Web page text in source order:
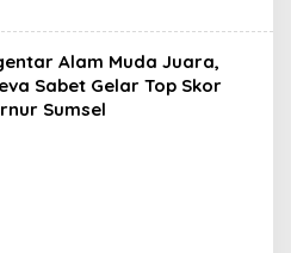
Alam Muda Juara,
Sabet Gelar Top Skor
Sumsel